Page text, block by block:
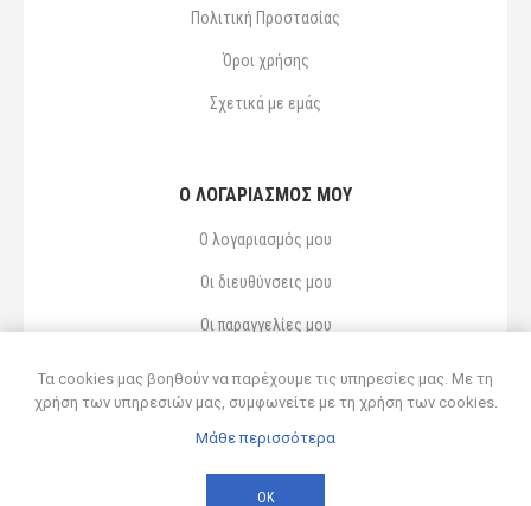
Πολιτική Προστασίας
Όροι χρήσης
Σχετικά με εμάς
Ο ΛΟΓΑΡΙΑΣΜΌΣ ΜΟΥ
Ο λογαριασμός μου
Οι διευθύνσεις μου
Οι παραγγελίες μου
© 2026 Δ ΚΥΡΣΑΝΙΔΗΣ ΚΑΙ ΥΙΟΣ ΟΕ
Τα cookies μας βοηθούν να παρέχουμε τις υπηρεσίες μας. Με τη
χρήση των υπηρεσιών μας, συμφωνείτε με τη χρήση των cookies.
Μάθε περισσότερα
ΟΚ